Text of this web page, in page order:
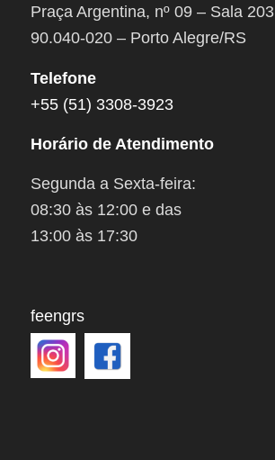
Praça Argentina, nº 09 – Sala 203
90.040-020 – Porto Alegre/RS
Telefone
+55 (51) 3308-3923
Horário de Atendimento
Segunda a Sexta-feira:
08:30 às 12:00 e das
13:00 às 17:30
feengrs